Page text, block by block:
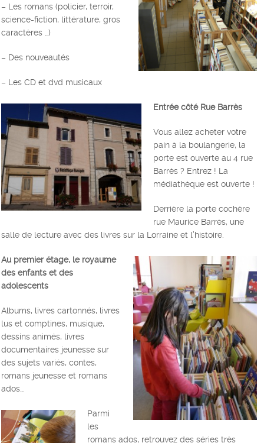
– Les romans (policier, terroir,
science-fiction, littérature, gros
caractères …)
– Des nouveautés
– Les CD et dvd musicaux
Entrée côté Rue Barrès
Vous allez acheter votre
pain à la boulangerie, la
porte est ouverte au 4 rue
Barrès ? Entrez ! La
médiathèque est ouverte !
Derrière la porte cochère
rue Maurice Barrès, une
salle de lecture avec des livres sur la Lorraine et l’histoire.
Au premier étage, le royaume
des enfants et des
adolescents
Albums, livres cartonnés, livres
lus et comptines, musique,
dessins animés, livres
documentaires jeunesse sur
des sujets variés, contes,
romans jeunesse et romans
ados…
Parmi
les
romans ados, retrouvez des séries très